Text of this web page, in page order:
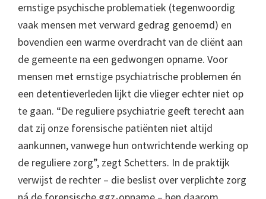
ernstige psychische problematiek (tegenwoordig
vaak mensen met verward gedrag genoemd) en
bovendien een warme overdracht van de cliënt aan
de gemeente na een gedwongen opname. Voor
mensen met ernstige psychiatrische problemen én
een detentieverleden lijkt die vlieger echter niet op
te gaan. “De reguliere psychiatrie geeft terecht aan
dat zij onze forensische patiënten niet altijd
aankunnen, vanwege hun ontwrichtende werking op
de reguliere zorg”, zegt Schetters. In de praktijk
verwijst de rechter – die beslist over verplichte zorg